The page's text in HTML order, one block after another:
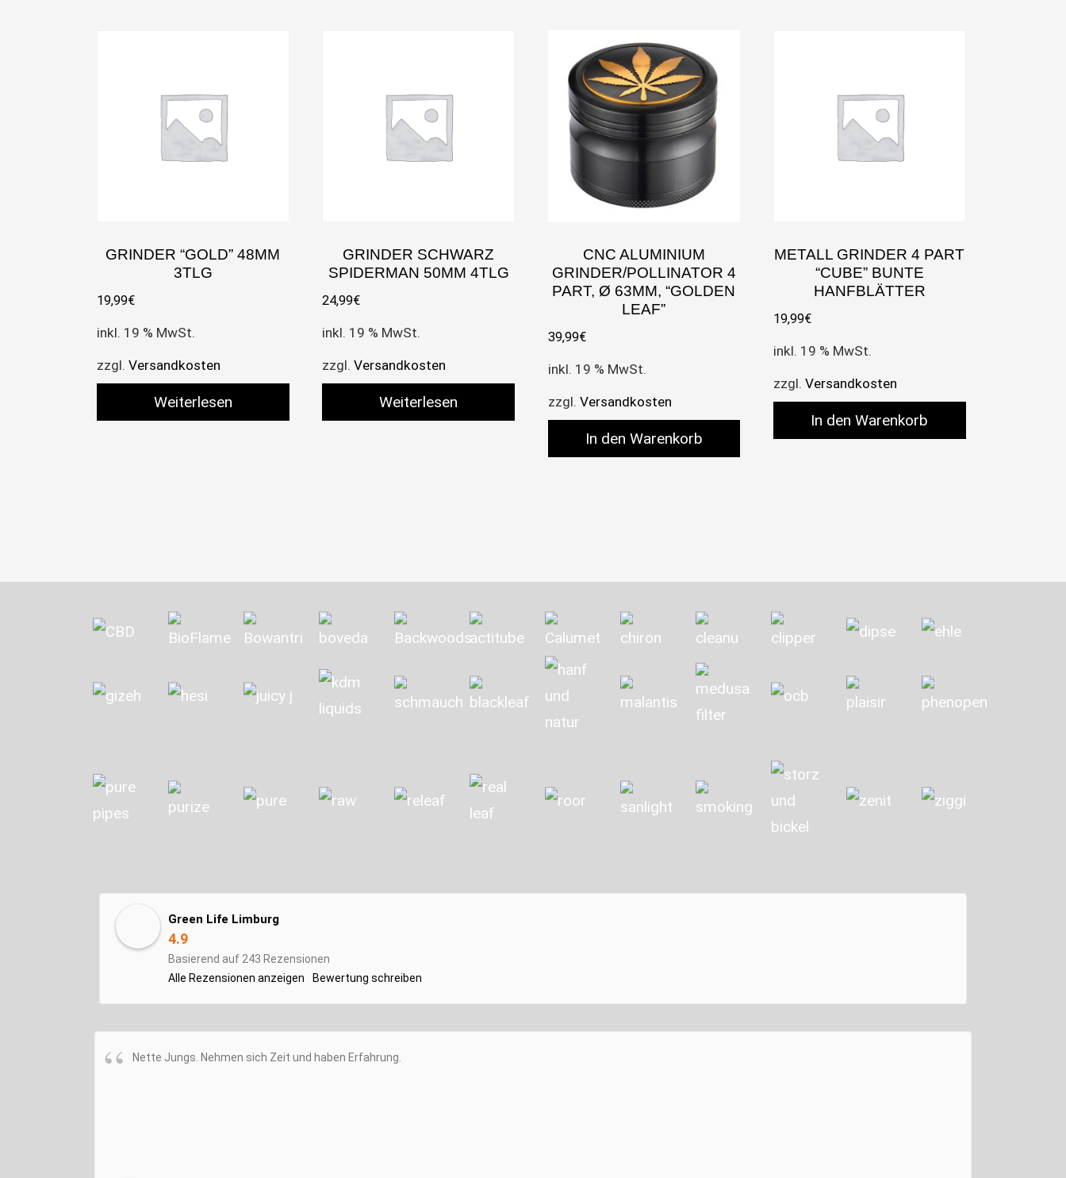
GRINDER “GOLD” 48MM
3TLG
19,99€
inkl. 19 % MwSt.
zzgl. Versandkosten
Weiterlesen
GRINDER SCHWARZ
SPIDERMAN 50MM 4TLG
24,99€
inkl. 19 % MwSt.
zzgl.Versandkosten
Weiterlesen
CNC ALUMINIUM
GRINDER/POLLINATOR 4
PART, Ø 63MM, “GOLDEN
LEAF”
39,99€
inkl. 19 % MwSt.
zzgl. Versandkosten
In den Warenkorb
METALL GRINDER 4 PART
“CUBE” BUNTE
HANFBLÄTTER
19,99€
inkl. 19 % MwSt.
zzgl.Versandkosten
In den Warenkorb
Green Life Limburg
4.9
Basierend auf 243 Rezensionen
Alle Rezensionen anzeigen
Bewertung schreiben
Nette Jungs. Nehmen sich Zeit und haben Erfahrung.